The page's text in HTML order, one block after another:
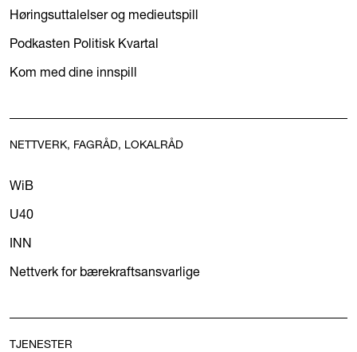
Høringsuttalelser og medieutspill
Podkasten Politisk Kvartal
Kom med dine innspill
NETTVERK, FAGRÅD, LOKALRÅD
WiB
U40
INN
Nettverk for bærekraftsansvarlige
TJENESTER